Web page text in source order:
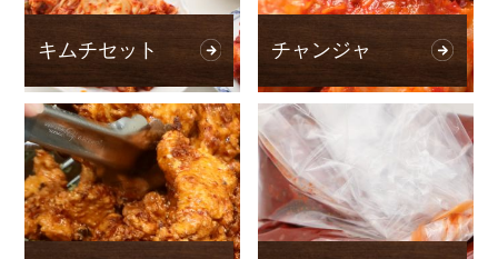
キムチセット チャンジャ